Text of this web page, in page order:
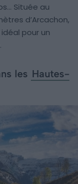
Située au
d’Arcachon,
pour un
les Hautes-